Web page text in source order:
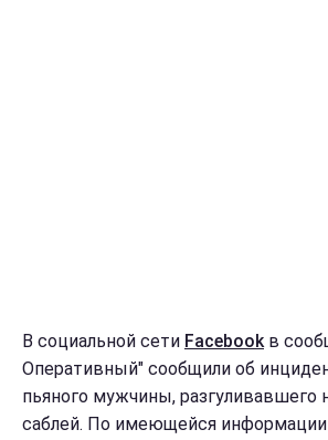
В социальной сети Facebookв
Оперативный" сообщили об
пьяного мужчины, разгуливавшего
саблей. По имеющейся